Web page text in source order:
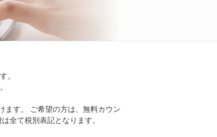
。
ます。 ご希望の方は、無料カウン
全て税別表記となります。